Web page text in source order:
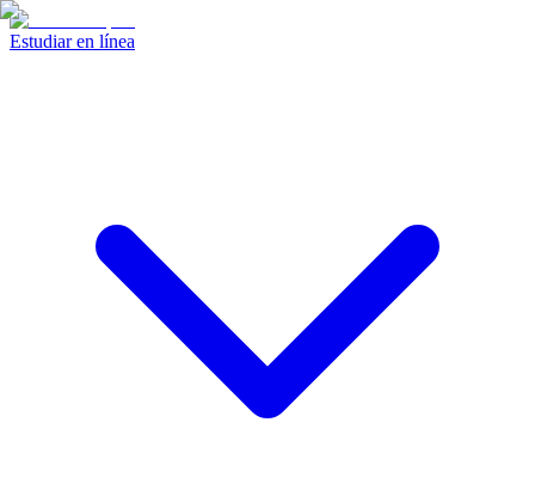
Estudiar en línea